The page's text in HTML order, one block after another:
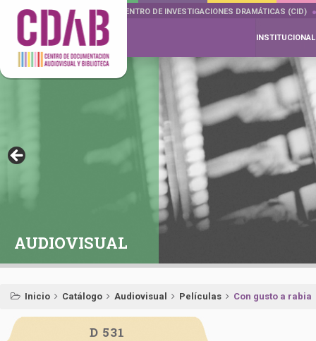
DOCUMENTA DRAMÁTICAS CENTRO DE INVESTIGACIONES DRAMÁTICAS (CID)
INSTITUCIONAL
AUDIOVISUAL
Inicio Catálogo Audiovisual Películas Con gusto a rabia
D 531